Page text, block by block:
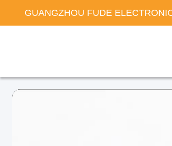
GUANGZHOU FUDE